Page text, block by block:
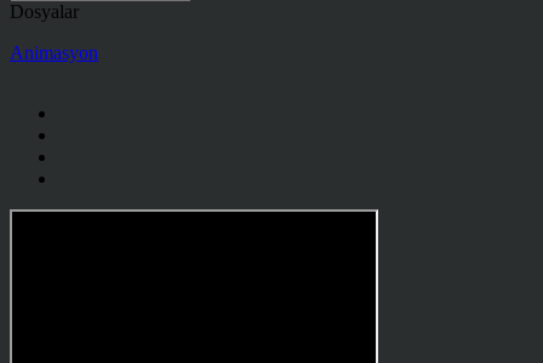
Dosyalar
Animasyon